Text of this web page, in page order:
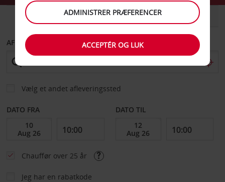
VAREVOGN
AFHENT FRA
Vælg et andet afleveringssted
DATO FRA DATO TIL
Chauffør over 25 år
Jeg har en rabatkode
ADMINISTRER PRÆFERENCER
ACCEPTÉR OG LUK